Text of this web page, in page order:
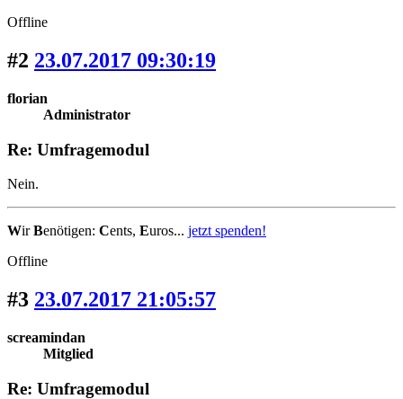
Offline
#2 23.07.2017 09:30:19
florian
Administrator
Re: Umfragemodul
Nein.
WirBenötigen: Cents, Euros... jetzt spenden!
Offline
#3 23.07.2017 21:05:57
screamindan
Mitglied
Re: Umfragemodul